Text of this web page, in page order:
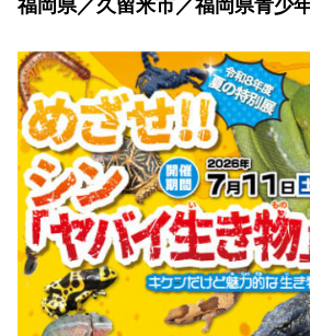
福岡県／久留米市／福岡県青少